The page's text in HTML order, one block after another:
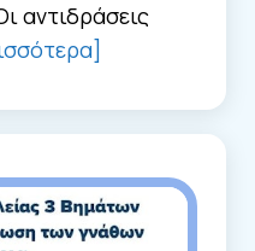
αντιδράσεις